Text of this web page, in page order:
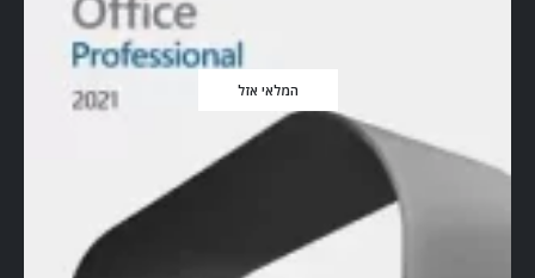
המלאי אזל